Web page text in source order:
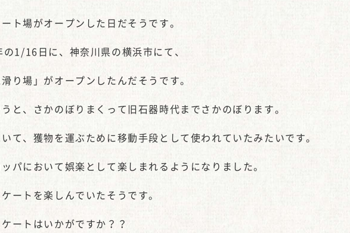
ト場がオープンした日だそうです。
1/16日に、神奈川県の横浜市にて、
り場」がオープンしたんだそうです。
と、さかのぼりまくって旧石器時代までさかのぼります。
て、獲物を運ぶために移動手段として使われていたみたいです。
パにおいて娯楽として楽しまれるようになりました。
ートを楽しんでいたそうです。
ートはいかがですか？？